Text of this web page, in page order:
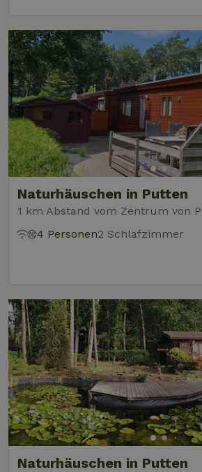
Naturhäuschen in Putten
1 km Abstand vom Zentrum von
4 Personen2 Schlafzimmer
Naturhäuschen in Putten